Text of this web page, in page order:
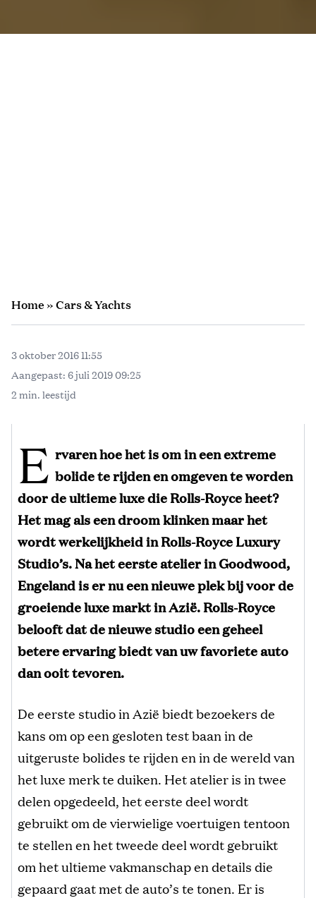
Home»Cars & Yachts
3 oktober 2016 11:55
Aangepast: 6 juli 2019 09:25
2 min. leestijd
E rvaren hoe het is om in een extreme
bolide te rijden en omgeven te worden
door de ultieme luxe die Rolls-Royce heet?
Het mag als een droom klinken maar het
wordt werkelijkheid in Rolls-Royce Luxury
Studio’s. Na het eerste atelier in Goodwood,
Engeland is er nu een nieuwe plek bij voor de
groeiende luxe markt in Azië. Rolls-Royce
belooft dat de nieuwe studio eengeheel
betere ervaring biedt van uw favoriete auto
dan ooit tevoren.
De eerste studio in Azië biedt bezoekers de
kans om op een gesloten test baan in de
uitgeruste bolides te rijden en in de wereld van
het luxe merk te duiken. Het atelier is in twee
delen opgedeeld, het eerste deel wordt
gebruikt om de vierwielige voertuigen tentoon
te stellen en het tweede deel wordt gebruikt
om het ultieme vakmanschap en details die
gepaard gaat met de auto’s te tonen. Er is